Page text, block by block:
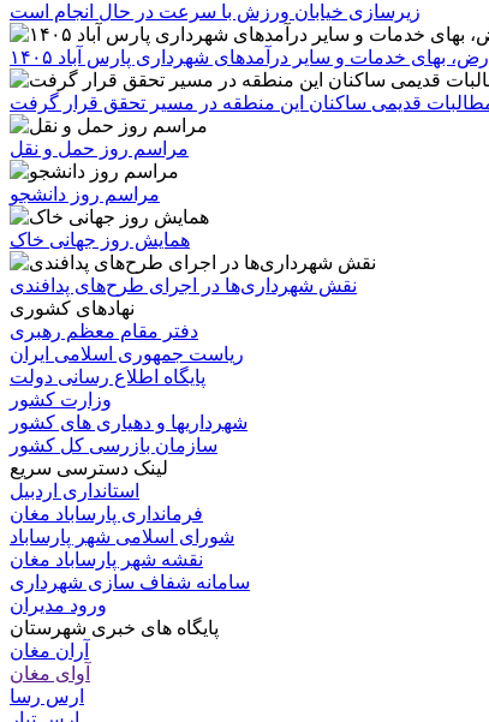
زیرسازی خیابان ورزش با سرعت در حال انجام است
بهای خدمات و سایر درآمدهای شهرداری پارس آباد ۱۴۰۵
مطالبات قدیمی ساکنان این منطقه در مسیر تحقق قرار گرفت
مراسم روز حمل و نقل
مراسم روز دانشجو
همایش روز جهانی خاک
نقش شهرداری‌ها در اجرای طرح‌های پدافندی
نهادهای کشوری
دفتر مقام معظم رهبری
ریاست جمهوری اسلامی ایران
پایگاه اطلاع رسانی دولت
وزارت کشور
شهرداریها و دهیاری های کشور
سازمان بازرسی کل کشور
لینک دسترسی سریع
استانداری اردبیل
فرمانداری پارساباد مغان
شورای اسلامی شهر پارساباد
نقشه شهر پارساباد مغان
سامانه شفاف سازی شهرداری
ورود مدیران
پایگاه های خبری شهرستان
آران مغان
آوای مغان
ارس رسا